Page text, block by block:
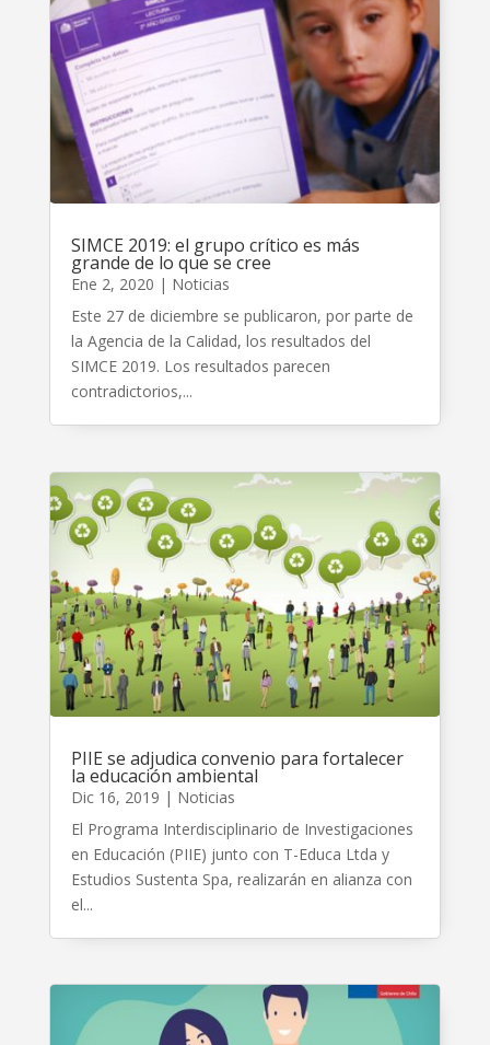
SIMCE 2019: el grupo crítico es más
grande de lo que se cree
Ene 2, 2020 | Noticias
Este 27 de diciembre se publicaron, por parte de
la Agencia de la Calidad, los resultados del
SIMCE 2019. Los resultados parecen
contradictorios,...
PIIE se adjudica convenio para fortalecer
la educación ambiental
Dic 16, 2019 | Noticias
El Programa Interdisciplinario de Investigaciones
en Educación (PIIE) junto con T-Educa Ltda y
Estudios Sustenta Spa, realizarán en alianza con
el...